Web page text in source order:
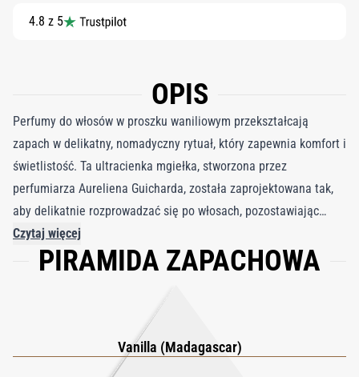
4.8 z 5
OPIS
Perfumy do włosów w proszku waniliowym przekształcają
zapach w delikatny, nomadyczny rytuał, który zapewnia komfort i
świetlistość. Ta ultracienka mgiełka, stworzona przez
perfumiarza Aureliena Guicharda, została zaprojektowana tak,
aby delikatnie rozprowadzać się po włosach, pozostawiając
wyrafinowany, intymny ślad, który porusza się naturalnie przy
każdym ruchu. Odżywcza formuła o obniżonej zawartości
aktywnymi, które pomagają zachować miękkość, połysk i
elastyczność, zamieniając każdy spray w chwilę pielęgnacji i
cichej rozkoszy. Kompozycję otwiera świetlista słodycz
madagaskarskiej wanilii, tworząc natychmiastowe poczucie
Czytaj więcej
PIRAMIDA ZAPACHOWA
Vanilla (Madagascar)